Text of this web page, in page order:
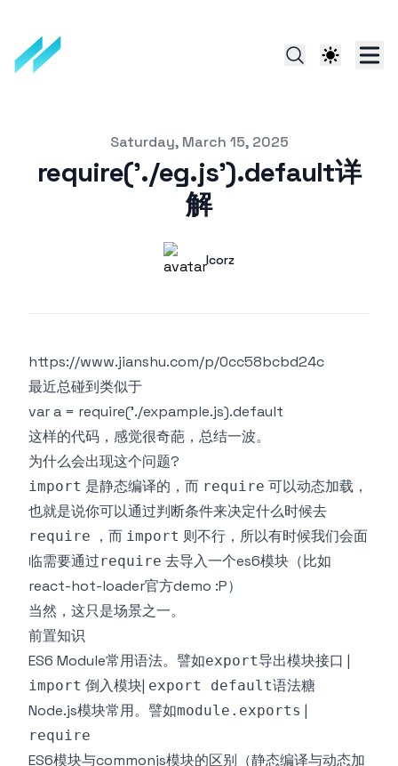
Published onSaturday, March 15, 2025
require('./eg.js').default详
解
Name
lcorz
https://www.jianshu.com/p/0cc58bcbd24c
最近总碰到类似于
var a = require('./expample.js).default
这样的代码，感觉很奇葩，总结一波。
为什么会出现这个问题?
import 是静态编译的，而 require 可以动态加载，
也就是说你可以通过判断条件来决定什么时候去
require ，而 import 则不行，所以有时候我们会面
临需要通过require 去导入一个es6模块（比如
react-hot-loader官方demo :P）
当然，这只是场景之一。
前置知识
ES6 Module常用语法。譬如export导出模块接口 |
import 倒入模块| export default语法糖
Node.js模块常用。譬如module.exports |
require
ES6模块与commonjs模块的区别（静态编译与动态加